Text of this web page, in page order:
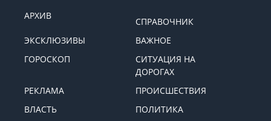
АРХИВ
СПРАВОЧНИК
ЭКСКЛЮЗИВЫ
ВАЖНОЕ
ГОРОСКОП
СИТУАЦИЯ НА
ДОРОГАХ
РЕКЛАМА
ПРОИСШЕСТВИЯ
ВЛАСТЬ
ПОЛИТИКА